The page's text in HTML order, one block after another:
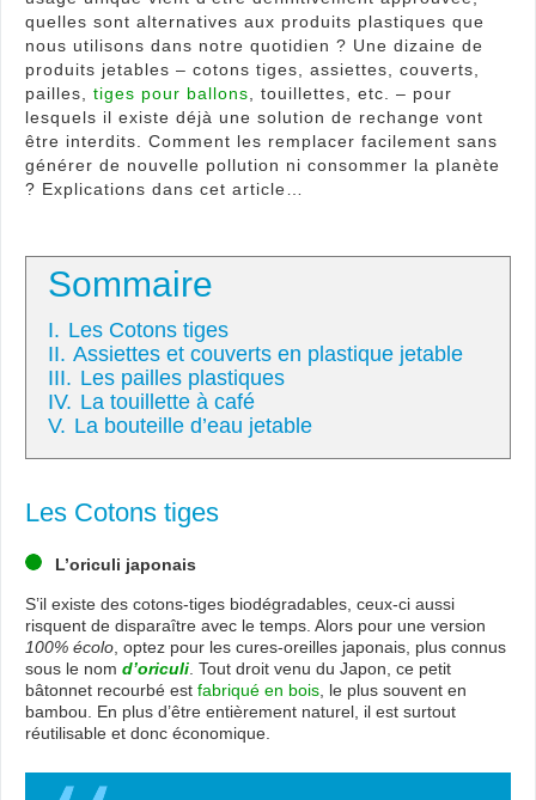
quelles sont alternatives aux produits plastiques que
nous utilisons dans notre quotidien ? Une dizaine de
produits jetables – cotons tiges, assiettes, couverts,
pailles, tiges pour ballons , touillettes, etc. – pour
lesquels il existe déjà une solution de rechange vont
être interdits. Comment les remplacer facilement sans
générer de nouvelle pollution ni consommer la planète
? Explications dans cet article…
Sommaire
I. Les Cotons tiges
II. Assiettes et couverts en plastique jetable
III. Les pailles plastiques
IV. La touillette à café
V. La bouteille d’eau jetable
Les Cotons tiges
L’oriculi japonais
S’il existe des cotons-tiges biodégradables, ceux-ci aussi
risquent de disparaître avec le temps. Alors pour une version
100% écolo , optez pour les cures-oreilles japonais, plus connus
sous le nom d’oriculi . Tout droit venu du Japon, ce petit
bâtonnet recourbé est fabriqué en bois , le plus souvent en
bambou. En plus d’être entièrement naturel, il est surtout
réutilisable et donc économique.